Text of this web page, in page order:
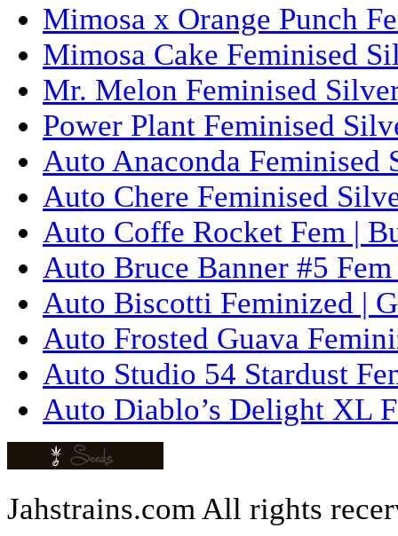
Mimosa x Orange Punch
Mimosa Cake Feminised
Mr. Melon Feminised
Power Plant Feminised
Auto Anaconda Feminised
Auto Chere Feminised
Auto Coffe Rocket Fem |
Auto Bruce Banner #5
Auto Biscotti Feminized |
Auto Frosted Guava
Auto Studio 54 Stardust
Auto Diablo’s Delight XL
Jahstrains.comAll rights